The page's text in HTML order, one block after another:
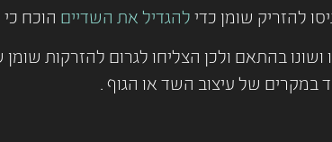
להזריק שומן כדי להגדיל את השדיים הוכח
ושונו בהתאם ולכן הצליחו לגרום להזרקות
במקרים של עיצוב השד או הגוף .